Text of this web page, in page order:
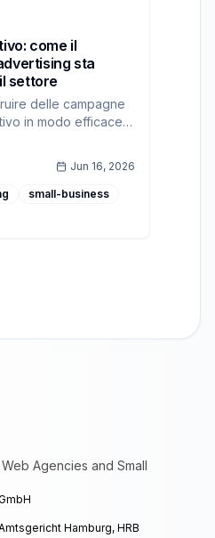
come il
sta
settore
delle campagne
in modo efficace
Jun 16, 2026
small-business
Agencies and Small
Hamburg, HRB